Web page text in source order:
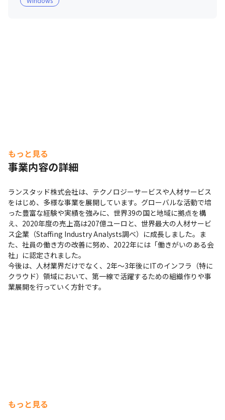
・社員同士の意見交換や知識の共有が活発に行われてお
もっと見る
事業内容の詳細
ランスタッド株式会社は、テクノロジーサービスや人材サービス
をはじめ、多様な事業を展開しています。グローバルな活動で培
った豊富な経験や実績を強みに、世界39の国と地域に拠点を構
え、2020年度の売上高は207億ユーロと、世界最大の人材サービ
ス企業（Staffing Industry Analysts調べ）に成長しました。ま
た、社員の働き方の改善に努め、2022年には「働きがいのある会
社」に認定されました。
今後は、人材業界だけでなく、2年～3年後にITのインフラ（特に
クラウド）領域において、第一線で活躍するための組織作りや事
業展開を行っていく方針です。
もっと見る